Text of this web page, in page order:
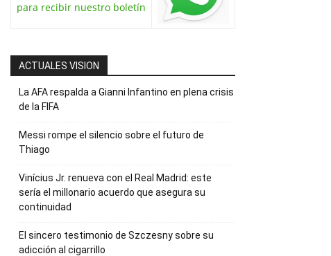
para recibir nuestro boletín
ACTUALES VISION
La AFA respalda a Gianni Infantino en plena crisis
de la FIFA
Messi rompe el silencio sobre el futuro de
Thiago
Vinícius Jr. renueva con el Real Madrid: este
sería el millonario acuerdo que asegura su
continuidad
El sincero testimonio de Szczesny sobre su
adicción al cigarrillo